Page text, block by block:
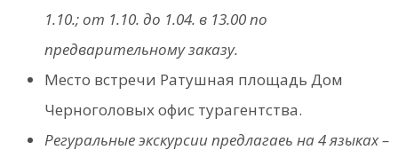
1.10.; от 1.10. дo 1.04. в 13.00 по
предварительному заказу.
Место встречи Ратушная площадь Дом
Черноголовых офис турагентства.
Регуральные экскурсии предлагаеь на 4 языках –